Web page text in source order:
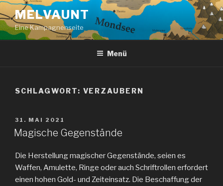
Zum
Inhalt
springen
MELVAUNT
Eine Kampagnenseite
Menü
SCHLAGWORT: VERZAUBERN
VERÖFFENTLICHT
AM
31. MAI 2021
Magische Gegenstände
Die Herstellung magischer Gegenstände, seien es
Waffen, Amulette, Ringe oder auch Schriftrollen erfordert
einen hohen Gold- und Zeiteinsatz. Die Beschaffung der